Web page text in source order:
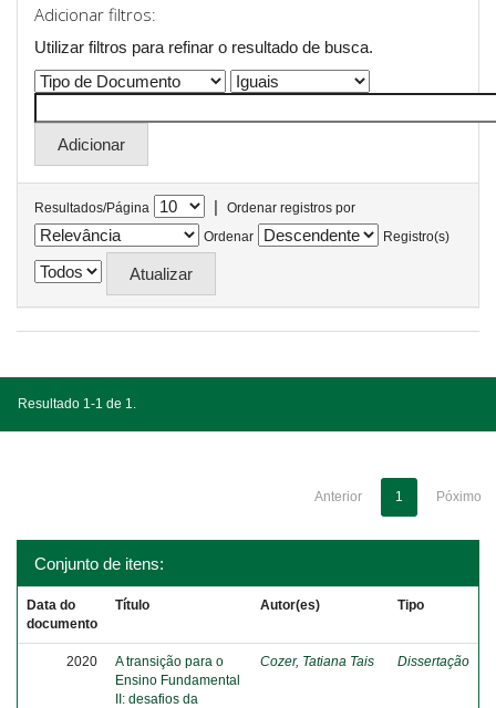
Adicionar filtros:
Utilizar filtros para refinar o resultado de busca.
Resultados/Página |
Ordenar registros por
Ordenar
Registro(s)
Resultado 1-1 de 1.
Anterior 1 Póximo
Conjunto de itens:
Data do
documento
Título Autor(es) Tipo
2020
A transição para o
Ensino Fundamental
II: desafios da
Cozer, Tatiana Tais Dissertação